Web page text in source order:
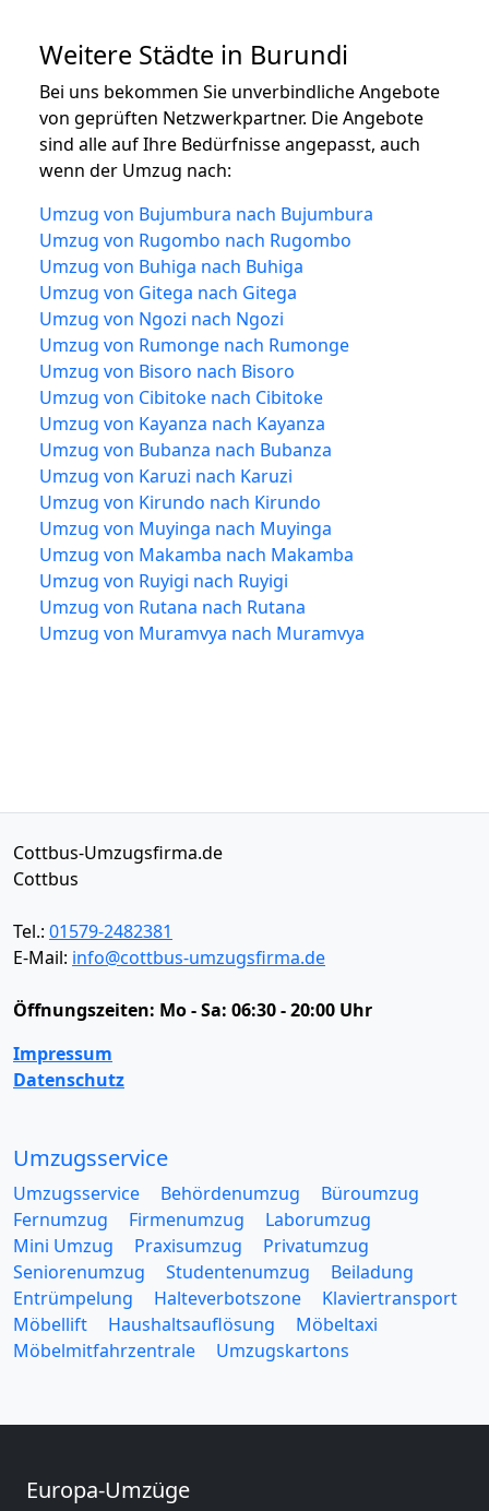
Weitere Städte in Burundi
Bei uns bekommen Sie unverbindliche Angebote
von geprüften Netzwerkpartner. Die Angebote
sind alle auf Ihre Bedürfnisse angepasst, auch
wenn der Umzug nach:
Umzug von Bujumbura nach Bujumbura
Umzug von Rugombo nach Rugombo
Umzug von Buhiga nach Buhiga
Umzug von Gitega nach Gitega
Umzug von Ngozi nach Ngozi
Umzug von Rumonge nach Rumonge
Umzug von Bisoro nach Bisoro
Umzug von Cibitoke nach Cibitoke
Umzug von Kayanza nach Kayanza
Umzug von Bubanza nach Bubanza
Umzug von Karuzi nach Karuzi
Umzug von Kirundo nach Kirundo
Umzug von Muyinga nach Muyinga
Umzug von Makamba nach Makamba
Umzug von Ruyigi nach Ruyigi
Umzug von Rutana nach Rutana
Umzug von Muramvya nach Muramvya
Cottbus-Umzugsfirma.de
Cottbus
Tel.: 01579-2482381
E-Mail: info@cottbus-umzugsfirma.de
Öffnungszeiten: Mo - Sa: 06:30 - 20:00 Uhr
Impressum
Datenschutz
Umzugsservice
Umzugsservice Behördenumzug
Büroumzug
Fernumzug
Firmenumzug
Laborumzug
Mini Umzug
Praxisumzug
Privatumzug
Seniorenumzug
Studentenumzug
Beiladung
Entrümpelung
Halteverbotszone
Klaviertransport
Möbellift
Haushaltsauflösung
Möbeltaxi
Möbelmitfahrzentrale
Umzugskartons
Europa-Umzüge